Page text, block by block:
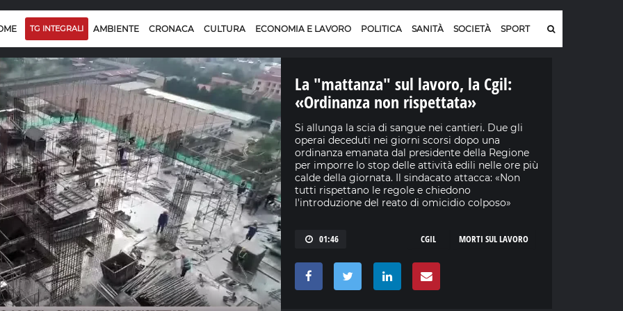
TG INTEGRALI AMBIENTE CRONACA CULTURA ECONOMIA E LAVORO POLITICA SANITÀ SOCIETÀ SPORT
La "mattanza" sul lavoro, la Cgil:
«Ordinanza non rispettata»
Si allunga la scia di sangue nei cantieri. Due gli
operai deceduti nei giorni scorsi dopo una
ordinanza emanata dal presidente della Regione
per imporre lo stop delle attività edili nelle ore più
calde della giornata. Il sindacato attacca: «Non
tutti rispettano le regole e chiedono
l'introduzione del reato di omicidio colposo»
01:46 MORTI SUL LAVORO
CGIL